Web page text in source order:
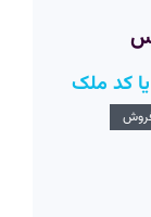
کد ملک